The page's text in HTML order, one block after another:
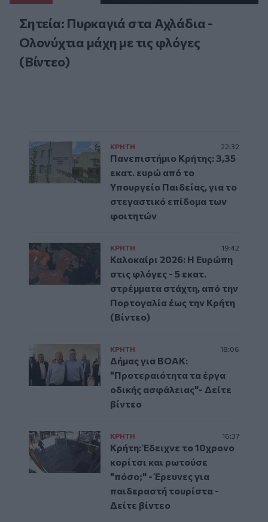
Σητεία: Πυρκαγιά στα Αχλάδια -
Ολονύχτια μάχη με τις φλόγες
(Βίντεο)
ΚΡΗΤΗ 22:32
Πανεπιστήμιο Κρήτης: 3,35
εκατ. ευρώ από το
Υπουργείο Παιδείας, για το
στεγαστικό επίδομα των
φοιτητών
ΚΡΗΤΗ 19:42
Καλοκαίρι 2026: Η Ευρώπη
στις φλόγες - 5 εκατ.
στρέμματα στάχτη, από την
Πορτογαλία έως την Κρήτη
(Βίντεο)
ΚΡΗΤΗ 18:06
Δήμας για ΒΟΑΚ:
"Προτεραιότητα τα έργα
οδικής ασφάλειας"- Δείτε
βίντεο
ΚΡΗΤΗ 16:37
Κρήτη: Έδειχνε το 10χρονο
κορίτσι και ρωτούσε
"πόσο;" - Έρευνες για
παιδεραστή τουρίστα -
Δείτε βίντεο